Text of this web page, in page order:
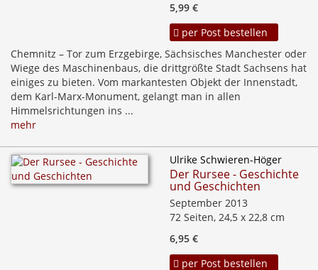
5,99 €
per Post bestellen
Chemnitz – Tor zum Erzgebirge, Sächsisches Manchester oder
Wiege des Maschinenbaus, die drittgrößte Stadt Sachsens hat
einiges zu bieten. Vom markantesten Objekt der Innenstadt,
dem Karl-Marx-Monument, gelangt man in allen
Himmelsrichtungen ins ...
mehr
Ulrike Schwieren-Höger
Der Rursee - Geschichte
und Geschichten
September 2013
72 Seiten, 24,5 x 22,8 cm
6,95 €
per Post bestellen